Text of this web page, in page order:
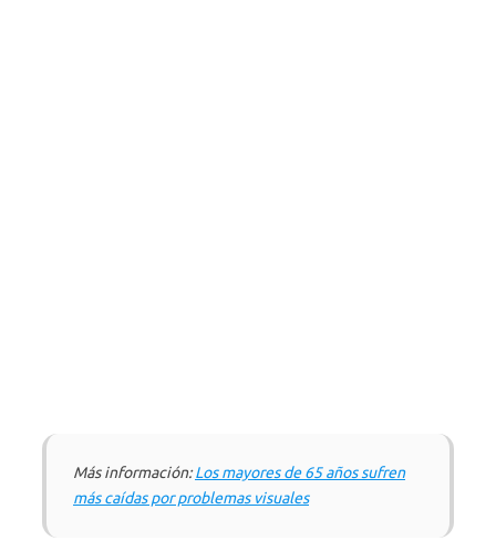
Más información:Los mayores de 65 años sufren
más caídas por problemas visuales